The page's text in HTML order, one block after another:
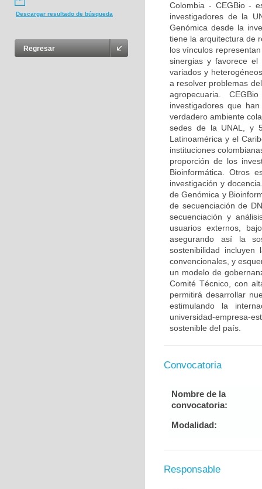
Descargar resultado de búsqueda
Regresar
Colombia - CEGBio -
investigadores de la
Genómica desde la
tiene la arquitectura de
los vínculos
sinergias y favorece el
variados y
a resolver problemas
agropecuaria.
investigadores que
verdadero ambiente
sedes de la UNAL, y
Latinoamérica y el
instituciones
proporción de los
Bioinformática. Otros
investigación y
de Genómica y
de secuenciación de
secuenciación y
usuarios externos,
asegurando así la
sostenibilidad
convencionales, y
un modelo de
Comité Técnico, con
permitirá desarrollar
estimulando la
universidad-empresa-
sostenible del país.
Convocatoria
Nombre de la
convocatoria:
Modalidad:
Responsable